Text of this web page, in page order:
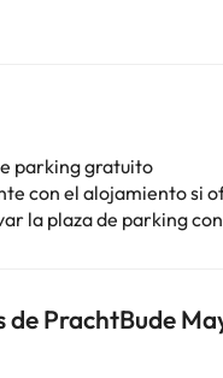
parking gratuito
con el alojamiento si
la plaza de parking
de PrachtBude